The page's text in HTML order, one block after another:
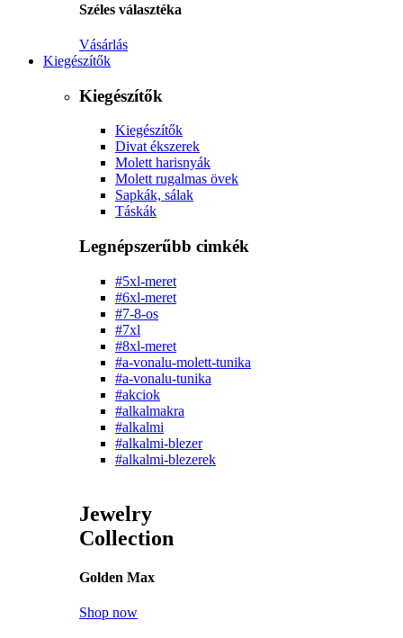
Széles választéka
Vásárlás
Kiegészítők
Kiegészítők
Kiegészítők
Divat ékszerek
Molett harisnyák
Molett rugalmas övek
Sapkák, sálak
Táskák
Legnépszerűbb cimkék
#5xl-meret
#6xl-meret
#7-8-os
#7xl
#8xl-meret
#a-vonalu-molett-tunika
#a-vonalu-tunika
#akciok
#alkalmakra
#alkalmi
#alkalmi-blezer
#alkalmi-blezerek
Jewelry
Collection
Golden Max
Shop now